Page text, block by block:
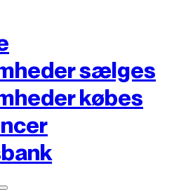
sælges
købes